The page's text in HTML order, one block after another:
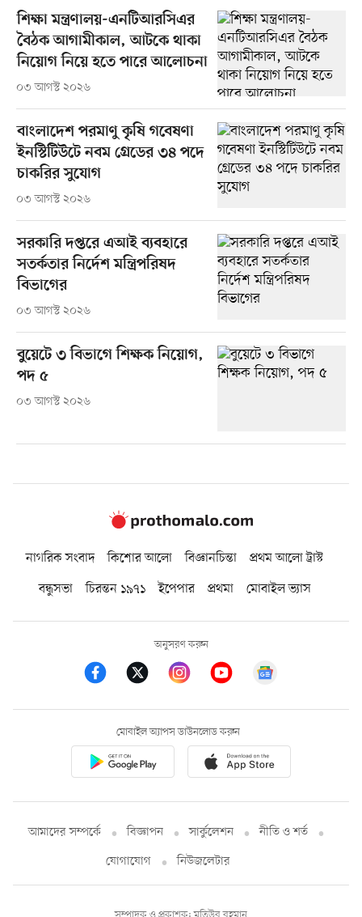
শিক্ষা মন্ত্রণালয়-এনটিআরসিএর
বৈঠক আগামীকাল, আটকে থাকা
নিয়োগ নিয়ে হতে পারে আলোচনা
০৩ আগস্ট ২০২৬
বাংলাদেশ পরমাণু কৃষি গবেষণা
ইনস্টিটিউটে নবম গ্রেডের ৩৪ পদে
চাকরির সুযোগ
০৩ আগস্ট ২০২৬
সরকারি দপ্তরে এআই ব্যবহারে
সতর্কতার নির্দেশ মন্ত্রিপরিষদ
বিভাগের
০৩ আগস্ট ২০২৬
বুয়েটে ৩ বিভাগে শিক্ষক নিয়োগ,
পদ ৫
০৩ আগস্ট ২০২৬
নাগরিক সংবাদ কিশোর আলো বিজ্ঞানচিন্তা
প্রথম আলো ট্রাস্ট
বন্ধুসভা
চিরন্তন ১৯৭১ ইপেপার প্রথমা মোবাইল ভ্যাস
অনুসরণ করুন
মোবাইল অ্যাপস ডাউনলোড করুন
আমাদের সম্পর্কে বিজ্ঞাপন সার্কুলেশন
নীতি ও শর্ত
যোগাযোগ
নিউজলেটার